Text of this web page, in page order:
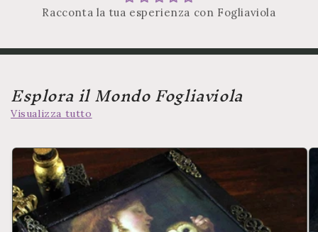
Racconta la tua esperienza con Fogliaviola
Esplora il Mondo Fogliaviola
Visualizza tutto